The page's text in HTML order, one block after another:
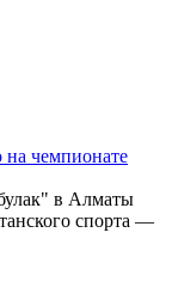
на чемпионате
в Алматы
спорта —